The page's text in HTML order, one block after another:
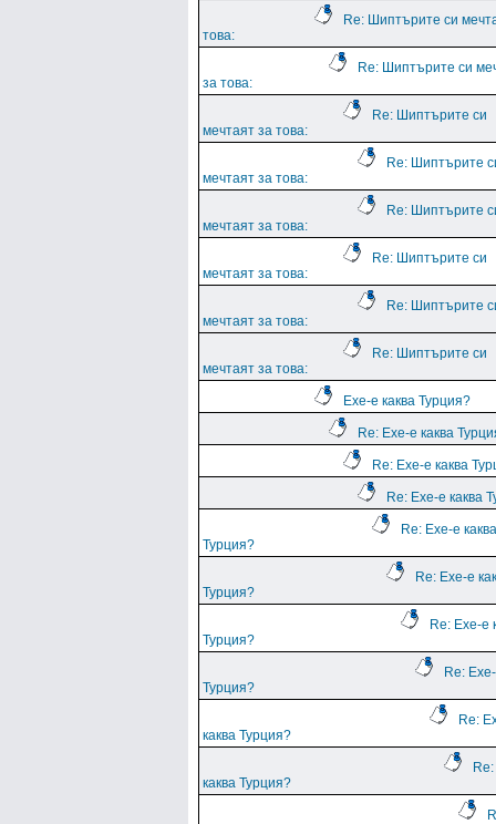
Re: Шиптърите си
това:
Re: Шиптърите си
за това:
Re: Шиптърите си
мечтаят за това:
Re: Шиптърите
мечтаят за това:
Re: Шиптърите
мечтаят за това:
Re: Шиптърите си
мечтаят за това:
Re: Шиптърите
мечтаят за това:
Re: Шиптърите си
мечтаят за това:
Ехе-е каква Турция?
Re: Ехе-е каква
Re: Ехе-е каква
Re: Ехе-е каква
Re: Ехе-е каква
Турция?
Re: Ехе-е
Турция?
Re: Ехе-е
Турция?
Re:
Турция?
Re:
каква Турция?
каква Турция?